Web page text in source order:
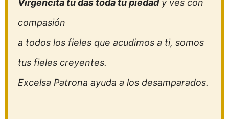
Virgencita tú das toda tu piedady ves con
compasión
a todos los fieles que acudimos a ti, somos
tus fieles creyentes.
Excelsa Patrona ayuda a los desamparados.